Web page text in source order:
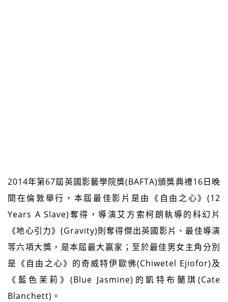
2014年第67屆英國影藝學院獎(BAFTA)頒獎典禮16日晚
間在倫敦舉行，本屆最佳影片是由《自由之心》(12
Years A Slave)奪得，導演艾方索柯朗執導的科幻片
《地心引力》(Gravity)則奪得傑出英國影片、最佳導演
等六項大獎，是本屆最大贏家；至於最佳男女主角分別
是《自由之心》的奇威特伊歐佛(Chiwetel Ejiofor)及
《藍色茉莉》(Blue Jasmine)的凱特布蘭琪(Cate
Blanchett)。